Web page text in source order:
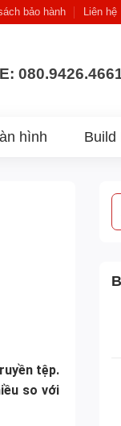
bảo hành Liên hệ
hình Build
tệp.
so với